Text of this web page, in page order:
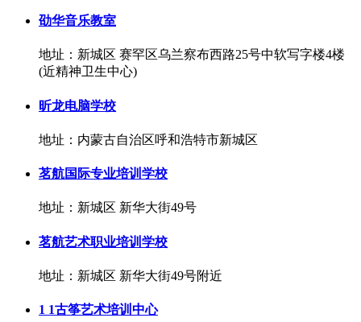
劭华音乐教室
地址：新城区 赛罕区乌兰察布西路25号中软写字楼4楼
(近精神卫生中心)
昕龙电脑学校
地址：内蒙古自治区呼和浩特市新城区
茗航国际专业培训学校
地址：新城区 新华大街49号
茗航艺术职业培训学校
地址：新城区 新华大街49号附近
1 1古筝艺术培训中心